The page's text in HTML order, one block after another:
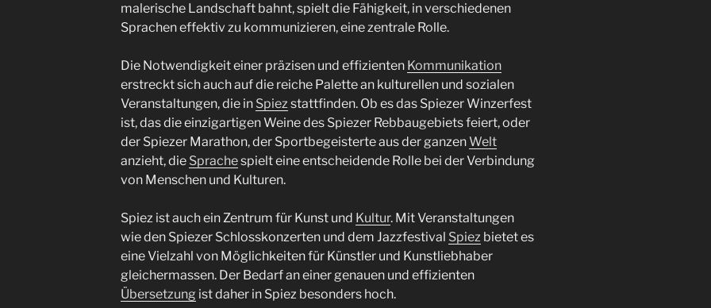
malerische Landschaft bahnt, spielt die Fähigkeit, in verschiedenen
Sprachen effektiv zu kommunizieren, eine zentrale Rolle.
Die Notwendigkeit einer präzisen und effizienten Kommunikation
erstreckt sich auch auf die reiche Palette an kulturellen und sozialen
Veranstaltungen, die in Spiezstattfinden. Ob es das Spiezer Winzerfest
ist, das die einzigartigen Weine des Spiezer Rebbaugebiets feiert, oder
der Spiezer Marathon, der Sportbegeisterte aus der ganzenWelt
anzieht, die Sprachespielt eine entscheidende Rolle bei der Verbindung
von Menschen und Kulturen.
Spiez ist auch ein Zentrum für Kunst und Kultur. Mit Veranstaltungen
wie den Spiezer Schlosskonzerten und dem Jazzfestival Spiezbietet es
eine Vielzahl von Möglichkeiten für Künstler und Kunstliebhaber
gleichermassen. Der Bedarf an einer genauen und effizienten
Übersetzung ist daher in Spiez besonders hoch.